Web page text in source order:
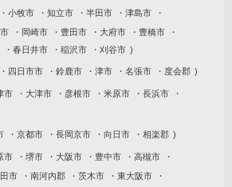
小牧市 知立市 半田市
津島市
岡崎市 豊田市 大府市
豊橋市
春日井市 稲沢市 刈谷市
四日市市 鈴鹿市 津市 名張市 度会郡
市 大津市 彦根市 米原市
長浜市
京都市 長岡京市 向日市 相楽郡
市 堺市 大阪市 豊中市
高槻市
市 南河内郡 茨木市
東大阪市